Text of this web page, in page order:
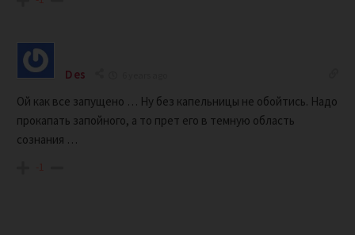
Des
Ой как все запущено … Ну без капельницы не обойтись. Надо
прокапать запойного, а то прет его в темную область
сознания …
-1